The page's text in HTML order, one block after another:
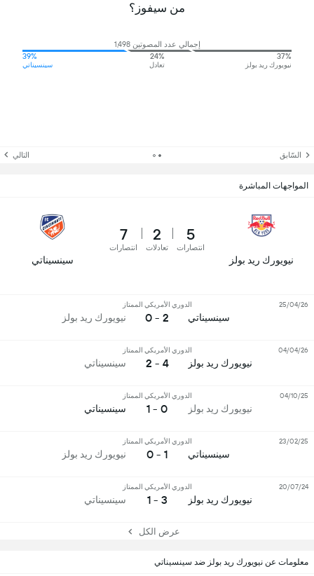
من سيفوز؟
إجمالي عدد المصوتين 1,498
37%
نيويورك ريد بولز
24%
تعادل
39%
سينسيناتي
السّابق التالي
المواجهات المباشرة
نيويورك ريد بولز
5
انتصارات
2
تعادلات
7
انتصارات
سينسيناتي
سينسيناتي
الدوري الأمريكي الممتاز
2 - 0 نيويورك ريد بولز
25/04/26
نيويورك ريد بولز
الدوري الأمريكي الممتاز
4 - 2 سينسيناتي
04/04/26
نيويورك ريد بولز
الدوري الأمريكي الممتاز
0 - 1 سينسيناتي
04/10/25
سينسيناتي
الدوري الأمريكي الممتاز
1 - 0 نيويورك ريد بولز
23/02/25
نيويورك ريد بولز
الدوري الأمريكي الممتاز
3 - 1 سينسيناتي
20/07/24
عرض الكل
معلومات عن نيويورك ريد بولز ضد سينسيناتي